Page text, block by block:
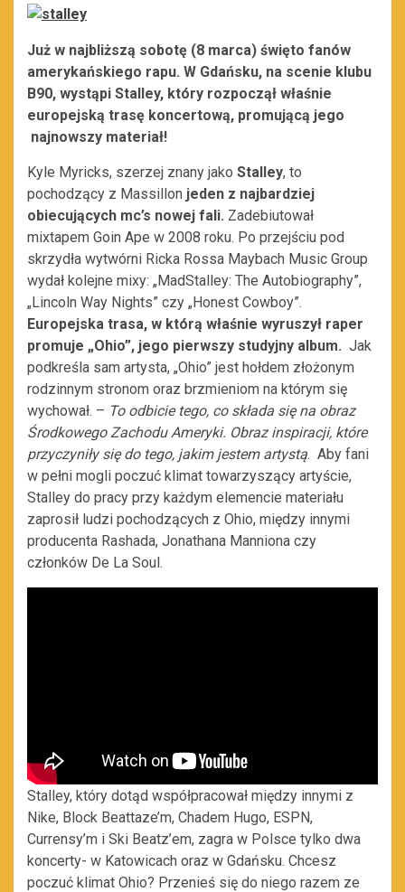
Już w najbliższą sobotę (8 marca) święto fanów
amerykańskiego rapu. W Gdańsku, na scenie klubu
B90, wystąpi Stalley, który rozpoczął właśnie
europejską trasę koncertową, promującą jego
najnowszy materiał!
Kyle Myricks, szerzej znany jako Stalley, to
pochodzący z Massillon jeden z najbardziej
obiecujących mc’s nowej fali. Zadebiutował
mixtapem Goin Ape w 2008 roku. Po przejściu pod
skrzydła wytwórni Ricka Rossa Maybach Music Group
wydał kolejne mixy: „MadStalley: The Autobiography”,
„Lincoln Way Nights” czy „Honest Cowboy”.
Europejska trasa, w którą właśnie wyruszył raper
promuje „Ohio”, jego pierwszy studyjny album. Jak
podkreśla sam artysta, „Ohio” jest hołdem złożonym
rodzinnym stronom oraz brzmieniom na którym się
wychował. – To odbicie tego, co składa się na obraz
Środkowego Zachodu Ameryki. Obraz inspiracji, które
przyczyniły się do tego, jakim jestem artystą. Aby fani
w pełni mogli poczuć klimat towarzyszący artyście,
Stalley do pracy przy każdym elemencie materiału
zaprosił ludzi pochodzących z Ohio, między innymi
producenta Rashada, Jonathana Manniona czy
członków De La Soul.
Stalley, który dotąd współpracował między innymi z
Nike, Block Beattaze’m, Chadem Hugo, ESPN,
Currensy’m i Ski Beatz’em, zagra w Polsce tylko dwa
koncerty- w Katowicach oraz w Gdańsku. Chcesz
poczuć klimat Ohio? Przenieś się do niego razem ze